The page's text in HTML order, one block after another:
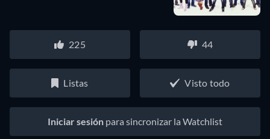
225 44
Listas Visto todo
Iniciar sesión para sincronizar la Watchlist